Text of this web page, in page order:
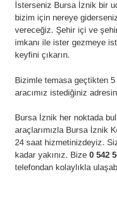
İsterseniz Bursa İznik bir
bizim için nereye
vereceğiz. Şehir içi ve
imkanı ile ister gezmeye
keyfini çıkarın.
Bizimle temasa geçtikten 5
aracımız istediğiniz
Bursa İznik her noktada
araçlarımızla Bursa İznik
24 saat hizmetinizdeyiz.
kadar yakınız. Bize 0 542
telefondan kolaylıkla